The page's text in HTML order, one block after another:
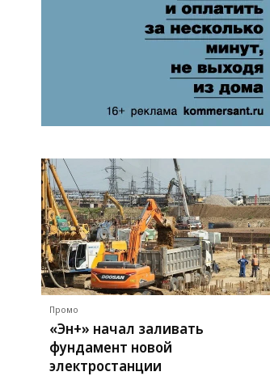
Промо
«Эн+» начал заливать
фундамент новой
электростанции